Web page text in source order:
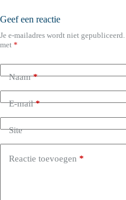
Geef een reactie
Je e-mailadres wordt niet gepubliceerd.
met *
Naam*
E-mail*
Site
Reactie toevoegen *